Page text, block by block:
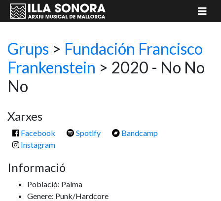
Grups > Fundación Francisco
Frankenstein > 2020 - No No
No
Xarxes
Facebook Spotify
Bandcamp
Instagram
Informació
Població: Palma
Genere: Punk/Hardcore